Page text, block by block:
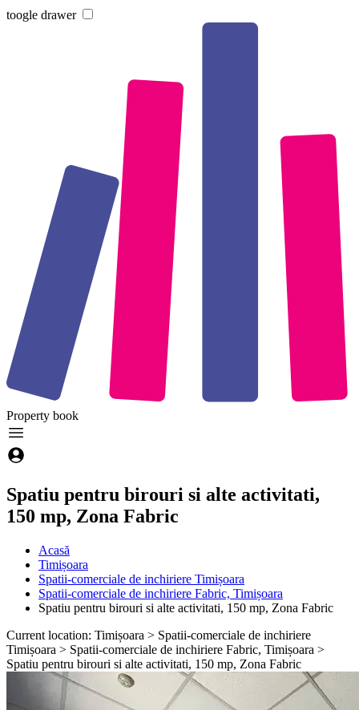
toogle drawer
Property book
Spatiu pentru birouri si alte activitati,
150 mp, Zona Fabric
Acasă
Timișoara
Spatii-comerciale de inchiriere Timișoara
Spatii-comerciale de inchiriere Fabric, Timișoara
Spatiu pentru birouri si alte activitati, 150 mp, Zona Fabric
Current location: Timișoara > Spatii-comerciale de inchiriere
Timișoara > Spatii-comerciale de inchiriere Fabric, Timișoara >
Spatiu pentru birouri si alte activitati, 150 mp, Zona Fabric